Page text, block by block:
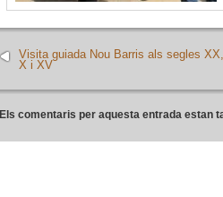
Visita guiada Nou Barris als segles XX,
X i XV
Els comentaris per aquesta entrada estan